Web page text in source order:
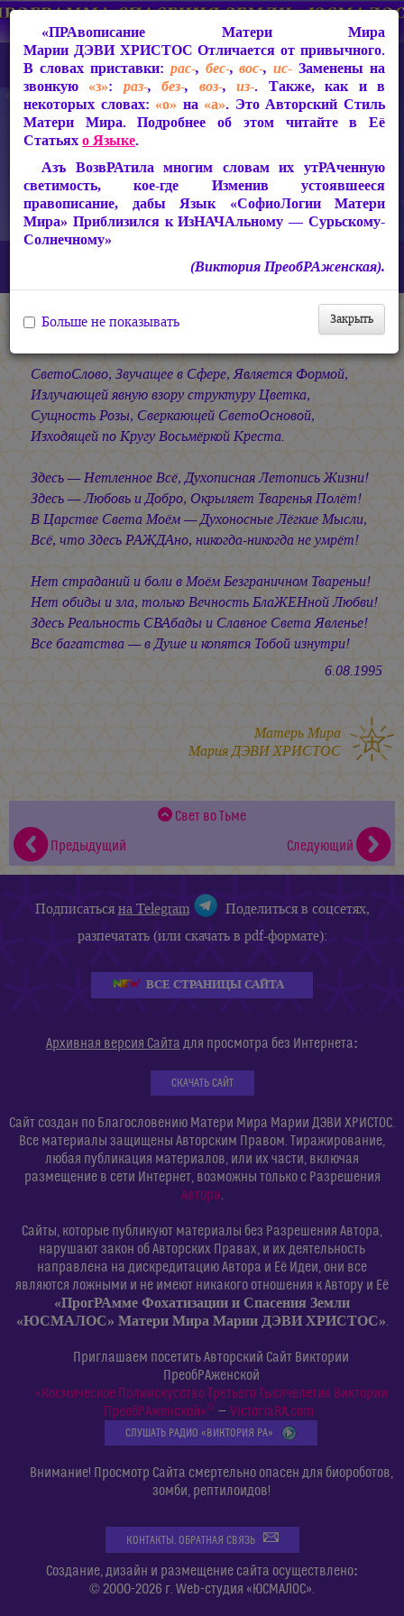
СакРАльная Поэзия Матери Мира
Свет во Тьме В Свете
В Свете
СветоСлово, Звучащее в Сфере, Является Формой,
Излучающей явную взору структуру Цветка,
Сущность Розы, Сверкающей СветоОсновой,
Изходящей по Кругу Восьмёркой Креста.
Здесь — Нетленное Всё, Духописная Летопись Жизни!
Здесь — Любовь и Добро, Окрыляет Тваренья Полёт!
В Царстве Света Моём — Духоносные Лёгкие Мысли,
Всё, что Здесь РАЖДАно, никогда-никогда не умрёт!
Нет страданий и боли в Моём Безграничном Твареньи!
Нет обиды и зла, только Вечность БлаЖЕНной Любви!
Здесь Реальность СВАбады и Славное Света Явленье!
Все багатства — в Душе и копятся Тобой изнутри!
6.08.1995
Матерь Мира
Мария ДЭВИ ХРИСТОС
Свет во Тьме
Предыдущий
Следующий
«ПРАвописание Матери Мира
Марии ДЭВИ ХРИСТОС Отличается от привычного.
В словах приставки: рас-, бес-,вос-,ис- Заменены на
звонкую «з»: раз-,без-, воз-,из-. Также, как и в
некоторых словах: «о» на «а». Это Авторский Стиль
Матери Мира. Подробнее об этом читайте в Её
Статьяхо Языке.
Азъ ВозвРАтила многим словам их утРАченную
светимость, кое-где Изменив устоявшееся
правописание, дабы Язык «СофиоЛогии Матери
Мира» Приблизился к ИзНАЧАльному — Сурьскому-
Солнечному»
(Виктория ПреобРАженская).
Закрыть
Больше не показывать
Подписатьсяна Telegram
Поделиться в соцсетях,
разпечатать (или скачать в pdf-формате):
ВСЕ СТРАНИЦЫ САЙТА
Архивная версия Сайта для просмотра без Интернета:
СКАЧАТЬ САЙТ
Сайт создан по Благословению Матери Мира Марии ДЭВИ ХРИСТОС.
Все материалы защищены Авторским Правом. Тиражирование,
любая публикация материалов, или их части, включая
размещение в сети Интернет, возможны только с Разрешения
Автора.
Сайты, которые публикуют материалы без Разрешения Автора,
нарушают закон об Авторских Правах, и их деятельность
направлена на дискредитацию Автора и Её Идеи, они все
являются ложными и не имеют никакого отношения к Автору и Её
«ПрогРАмме Фохатизации и Спасения Земли
«ЮСМАЛОС» Матери Мира Марии ДЭВИ ХРИСТОС».
Приглашаем посетить Авторский Сайт Виктории
ПреобРАженской
«Космическое Полиискусство Третьего Тысячелетия Виктории
ПреобРАженской»©— VictoriaRA.com
СЛУШАТЬ РАДИО «ВИКТОРИЯ РА»
Внимание! Просмотр Сайта смертельно опасен для биороботов,
зомби, рептилоидов!
КОНТАКТЫ. ОБРАТНАЯ СВЯЗЬ
Создание, дизайн и размещение сайта осуществлено:
© 2000-2026 г. Web-студия «ЮСМАЛОС».